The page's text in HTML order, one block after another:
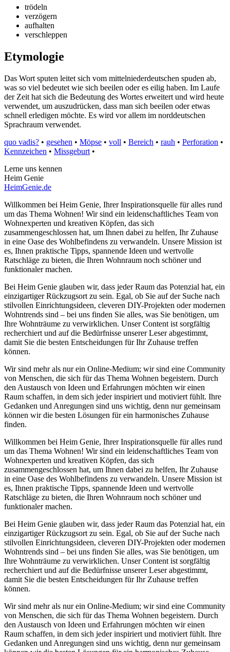
trödeln
verzögern
aufhalten
verschleppen
Etymologie
Das Wort sputen leitet sich vom mittelniederdeutschen spuden ab,
was so viel bedeutet wie sich beeilen oder es eilig haben. Im Laufe
der Zeit hat sich die Bedeutung des Wortes erweitert und wird heute
verwendet, um auszudrücken, dass man sich beeilen oder etwas
schnell erledigen möchte. Es wird vor allem im norddeutschen
Sprachraum verwendet.
quo vadis? • gesehen • Möpse • voll • Bereich • rauh • Perforation •
Kennzeichen • Missgeburt •
Lerne uns kennen
Heim Genie
HeimGenie.de
Willkommen bei Heim Genie, Ihrer Inspirationsquelle für alles rund
um das Thema Wohnen! Wir sind ein leidenschaftliches Team von
Wohnexperten und kreativen Köpfen, das sich
zusammengeschlossen hat, um Ihnen dabei zu helfen, Ihr Zuhause
in eine Oase des Wohlbefindens zu verwandeln. Unsere Mission ist
es, Ihnen praktische Tipps, spannende Ideen und wertvolle
Ratschläge zu bieten, die Ihren Wohnraum noch schöner und
funktionaler machen.
Bei Heim Genie glauben wir, dass jeder Raum das Potenzial hat, ein
einzigartiger Rückzugsort zu sein. Egal, ob Sie auf der Suche nach
stilvollen Einrichtungsideen, cleveren DIY-Projekten oder modernen
Wohntrends sind – bei uns finden Sie alles, was Sie benötigen, um
Ihre Wohnträume zu verwirklichen. Unser Content ist sorgfältig
recherchiert und auf die Bedürfnisse unserer Leser abgestimmt,
damit Sie die besten Entscheidungen für Ihr Zuhause treffen
können.
Wir sind mehr als nur ein Online-Medium; wir sind eine Community
von Menschen, die sich für das Thema Wohnen begeistern. Durch
den Austausch von Ideen und Erfahrungen möchten wir einen
Raum schaffen, in dem sich jeder inspiriert und motiviert fühlt. Ihre
Gedanken und Anregungen sind uns wichtig, denn nur gemeinsam
können wir die besten Lösungen für ein harmonisches Zuhause
finden.
Willkommen bei Heim Genie, Ihrer Inspirationsquelle für alles rund
um das Thema Wohnen! Wir sind ein leidenschaftliches Team von
Wohnexperten und kreativen Köpfen, das sich
zusammengeschlossen hat, um Ihnen dabei zu helfen, Ihr Zuhause
in eine Oase des Wohlbefindens zu verwandeln. Unsere Mission ist
es, Ihnen praktische Tipps, spannende Ideen und wertvolle
Ratschläge zu bieten, die Ihren Wohnraum noch schöner und
funktionaler machen.
Bei Heim Genie glauben wir, dass jeder Raum das Potenzial hat, ein
einzigartiger Rückzugsort zu sein. Egal, ob Sie auf der Suche nach
stilvollen Einrichtungsideen, cleveren DIY-Projekten oder modernen
Wohntrends sind – bei uns finden Sie alles, was Sie benötigen, um
Ihre Wohnträume zu verwirklichen. Unser Content ist sorgfältig
recherchiert und auf die Bedürfnisse unserer Leser abgestimmt,
damit Sie die besten Entscheidungen für Ihr Zuhause treffen
können.
Wir sind mehr als nur ein Online-Medium; wir sind eine Community
von Menschen, die sich für das Thema Wohnen begeistern. Durch
den Austausch von Ideen und Erfahrungen möchten wir einen
Raum schaffen, in dem sich jeder inspiriert und motiviert fühlt. Ihre
Gedanken und Anregungen sind uns wichtig, denn nur gemeinsam